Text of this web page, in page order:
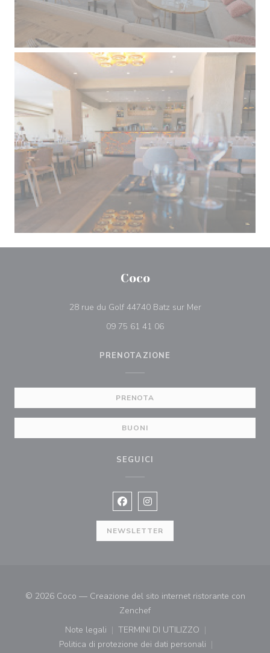
Coco
28 rue du Golf 44740 Batz sur Mer((apre una nuova
09 75 61 41 06
PRENOTAZIONE
PRENOTA
BUONI
SEGUICI
Facebook ((apre una nuova
Instagram ((apre una nuova
NEWSLETTER
© 2026 Coco — Creazione del sito internet ristorante con
Zenchef((apre una nuova finestra))
Note legali
((apre una nuova finestra))
TERMINI DI UTILIZZO
((apre una nuova finestra))
Politica di protezione dei dati personali
((apre una nuova finestra))